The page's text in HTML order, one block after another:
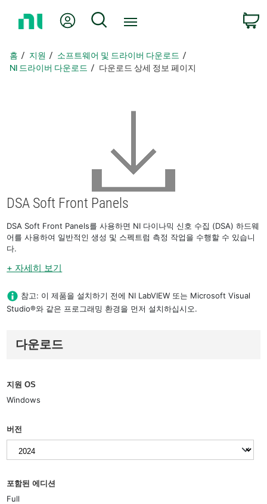
지
로
내 계정 검색
홈 지원
소프트웨어 및 드라이버 다운로드
NI 드라이버 다운로드
다운로드 상세 정보 페이지
DSA Soft Front Panels
DSA Soft Front Panels를 사용하면 NI 다이나믹 신호 수집 (DSA) 하드웨
어를 사용하여 일반적인 생성 및 스펙트럼 측정 작업을 수행할 수 있습니
다.
+ 자세히 보기
참고: 이 제품을 설치하기 전에 NI LabVIEW 또는 Microsoft Visual
Studio®와 같은 프로그래밍 환경을 먼저 설치하십시오.
다운로드
지원 OS
Windows
버전
포함된 에디션
Full